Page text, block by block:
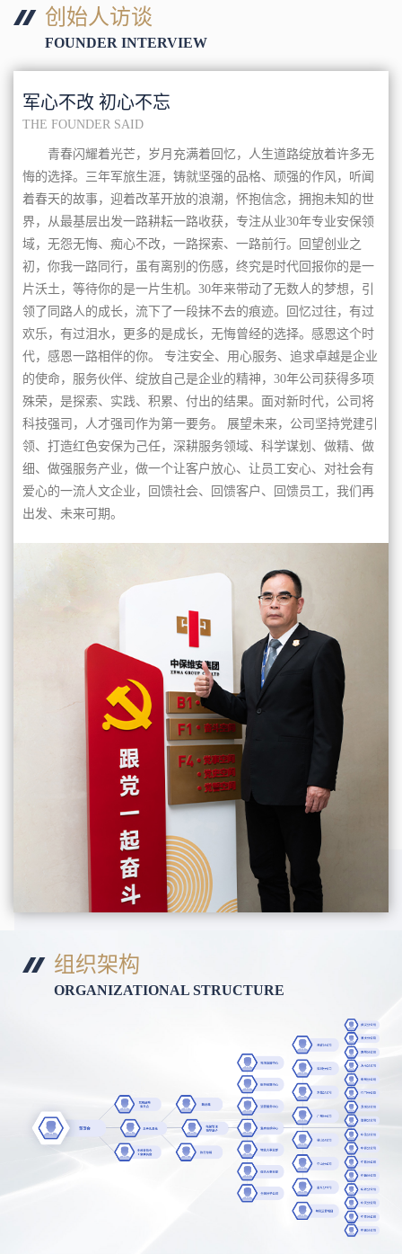
约化管理”，在“集约化管理”总原则指导下实行“五体五化”
紧扣市场需求，适应时代发展。在国家推行“物业城
市”管理模式的大背景下，中保维安遵循“一键智能、慧享
生活”的核心理念，依托物联网、云计算等先进技术，自主
研发了“慧·生活”开放式智慧服务平台，形成了一体化的智
慧运维管理体系，可实现“人、财、物、事”的互联互通，
助力提升城市管理的科学化、精细化、智能化水平。
创始人访谈
FOUNDER INTERVIEW
军心不改 初心不忘
THE FOUNDER SAID
青春闪耀着光芒，岁月充满着回忆，人生道路绽放着许多无
悔的选择。三年军旅生涯，铸就坚强的品格、顽强的作风，听闻
着春天的故事，迎着改革开放的浪潮，怀抱信念，拥抱未知的世
界，从最基层出发一路耕耘一路收获，专注从业30年专业安保领
域，无怨无悔、痴心不改，一路探索、一路前行。回望创业之
初，你我一路同行，虽有离别的伤感，终究是时代回报你的是一
片沃土，等待你的是一片生机。30年来带动了无数人的梦想，引
领了同路人的成长，流下了一段抹不去的痕迹。回忆过往，有过
欢乐，有过泪水，更多的是成长，无悔曾经的选择。感恩这个时
代，感恩一路相伴的你。 专注安全、用心服务、追求卓越是企业
的使命，服务伙伴、绽放自己是企业的精神，30年公司获得多项
殊荣，是探索、实践、积累、付出的结果。面对新时代，公司将
科技强司，人才强司作为第一要务。 展望未来，公司坚持党建引
领、打造红色安保为己任，深耕服务领域、科学谋划、做精、做
细、做强服务产业，做一个让客户放心、让员工安心、对社会有
爱心的一流人文企业，回馈社会、回馈客户、回馈员工，我们再
出发、未来可期。
组织架构
ORGANIZATIONAL STRUCTURE